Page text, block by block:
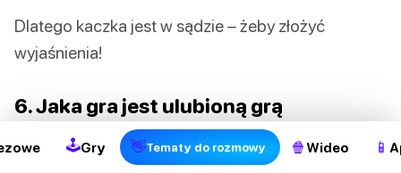
Dlatego kaczka jest w sądzie – żeby złożyć
wyjaśnienia!
6. Jaka gra jest ulubioną grą
kaczuszki? Kuku!
Z kaczuszką fajnie się bawić!
🕹Gry 👋Tematy do rozmowy 🍿 Wideo 📱